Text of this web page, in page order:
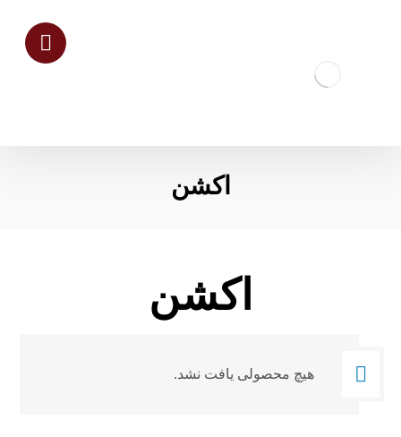
اکشن
اکشن
هیچ محصولی یافت نشد.